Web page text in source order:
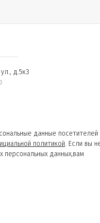
д.5к3
данные посетителей
политикой. Если вы
персональных данных,вам